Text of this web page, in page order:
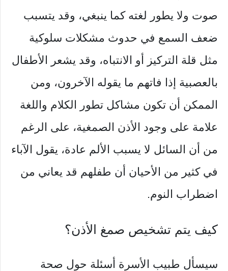
صوت ولا يطور لغته كما ينبغي، وقد يتسبب
ضعف السمع في حدوث مشكلات سلوكية
مثل قلة التركيز أو الانتباه، وقد يشعر الأطفال
بالعصبية إذا فاتهم ما يقوله الآخرون، ومن
الممكن أن تكون مشاكل تطور الكلام واللغة
علامة على وجود الأذن الصمغية، على الرغم
من أن السائل لا يسبب الألم عادة، يقول الآباء
في كثير من الأحيان أن طفلهم قد يعاني من
اضطراب النوم.
كيف يتم تشخيص صمغ الأذن؟
سيسأل طبيب الأسرة أسئلة حول صحة